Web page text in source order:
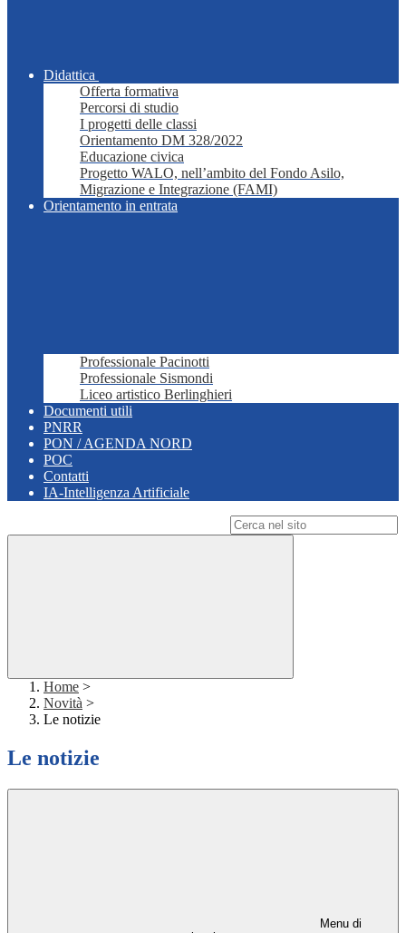
Didattica
Offerta formativa
Percorsi di studio
I progetti delle classi
Orientamento DM 328/2022
Educazione civica
Progetto WALO, nell’ambito del Fondo Asilo,
Migrazione e Integrazione (FAMI)
Orientamento in entrata
Professionale Pacinotti
Professionale Sismondi
Liceo artistico Berlinghieri
Documenti utili
PNRR
PON / AGENDA NORD
POC
Contatti
IA-Intelligenza Artificiale
Home >
Novità >
Le notizie
Le notizie
Menu di